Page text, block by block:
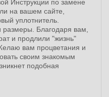
Инструкции по замене
на вашем сайте,
уплотнитель.
Благодаря вам,
и продлили "жизнь"
вам процветания и
своим знакомым
подобная